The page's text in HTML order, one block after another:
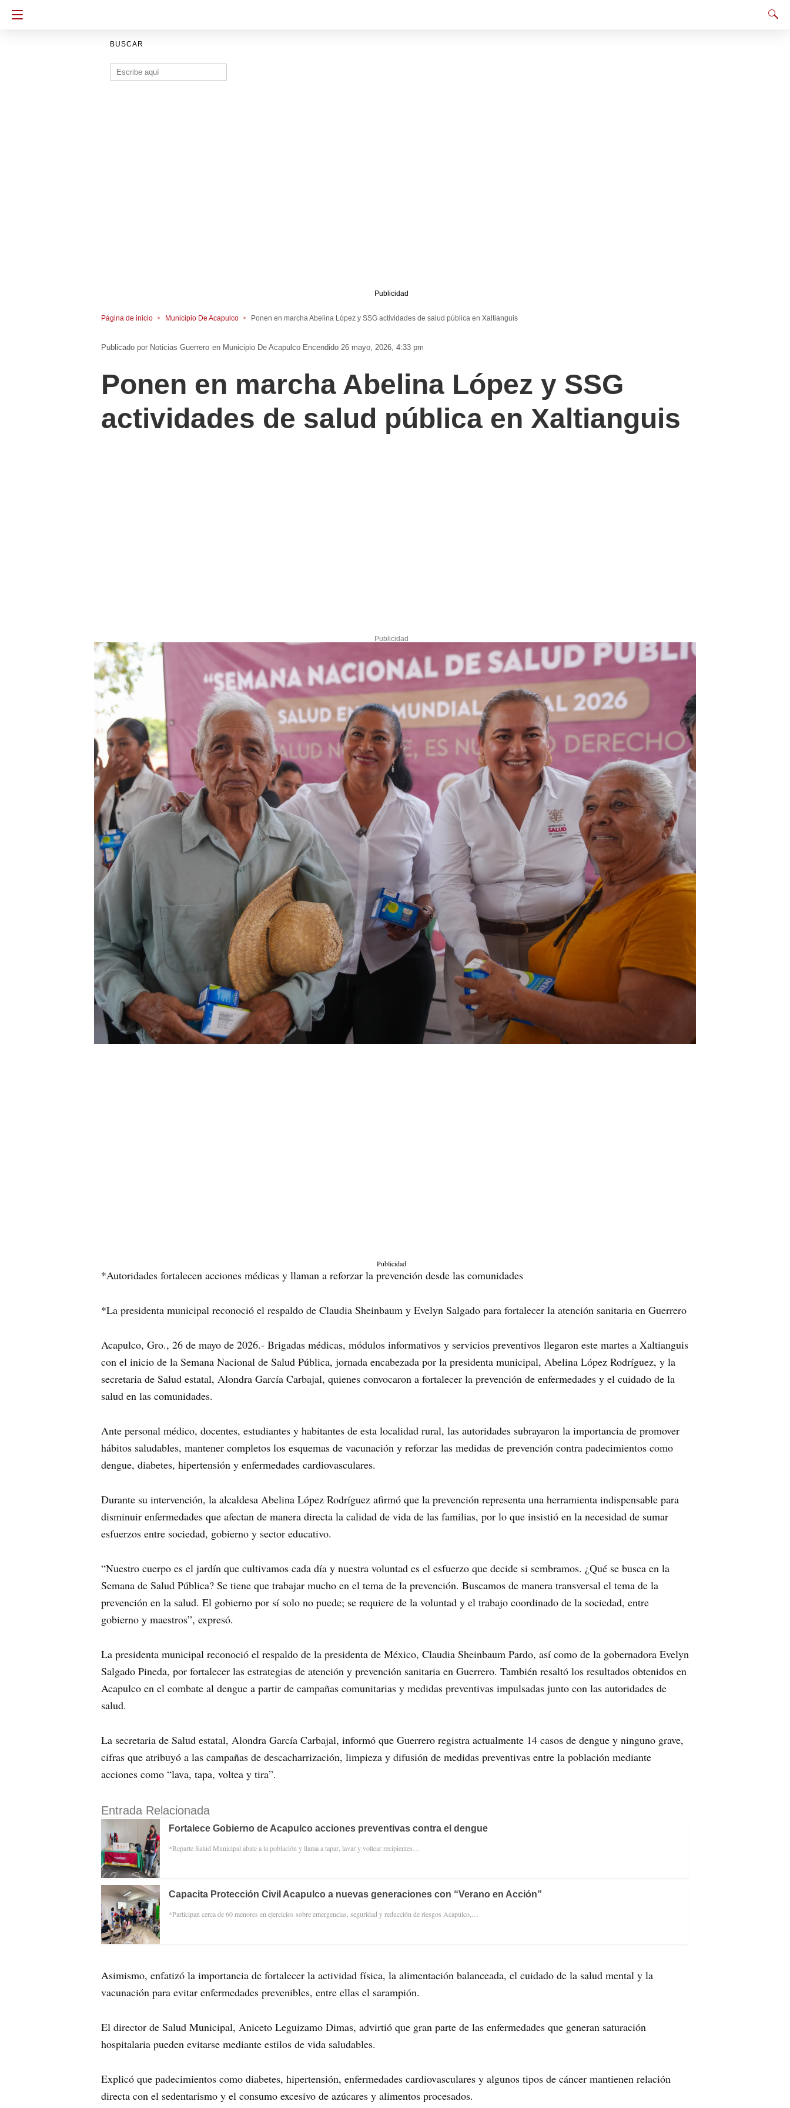
BUSCAR
Buscar:
Publicidad
Página de inicio Municipio De Acapulco Ponen en marcha Abelina López y SSG actividades de salud pública en Xaltianguis
Noticias Guerrero en Municipio De Acapulco Encendido 26 mayo, 2026, 4:33 pm
Ponen en marcha Abelina López y SSG
actividades de salud pública en Xaltianguis
Publicidad
Publicidad
*Autoridades fortalecen acciones médicas y llaman a reforzar la prevención desde las comunidades
*La presidenta municipal reconoció el respaldo de Claudia Sheinbaum y Evelyn Salgado para fortalecer la atención sanitaria en Guerrero
Acapulco, Gro., 26 de mayo de 2026.- Brigadas médicas, módulos informativos y servicios preventivos llegaron este martes a Xaltianguis
con el inicio de la Semana Nacional de Salud Pública, jornada encabezada por la presidenta municipal, Abelina López Rodríguez, y la
secretaria de Salud estatal, Alondra García Carbajal, quienes convocaron a fortalecer la prevención de enfermedades y el cuidado de la
salud en las comunidades.
Ante personal médico, docentes, estudiantes y habitantes de esta localidad rural, las autoridades subrayaron la importancia de promover
hábitos saludables, mantener completos los esquemas de vacunación y reforzar las medidas de prevención contra padecimientos como
dengue, diabetes, hipertensión y enfermedades cardiovasculares.
Durante su intervención, la alcaldesa Abelina López Rodríguez afirmó que la prevención representa una herramienta indispensable para
disminuir enfermedades que afectan de manera directa la calidad de vida de las familias, por lo que insistió en la necesidad de sumar
esfuerzos entre sociedad, gobierno y sector educativo.
“Nuestro cuerpo es el jardín que cultivamos cada día y nuestra voluntad es el esfuerzo que decide si sembramos. ¿Qué se busca en la
Semana de Salud Pública? Se tiene que trabajar mucho en el tema de la prevención. Buscamos de manera transversal el tema de la
prevención en la salud. El gobierno por sí solo no puede; se requiere de la voluntad y el trabajo coordinado de la sociedad, entre
gobierno y maestros”, expresó.
La presidenta municipal reconoció el respaldo de la presidenta de México, Claudia Sheinbaum Pardo, así como de la gobernadora Evelyn
Salgado Pineda, por fortalecer las estrategias de atención y prevención sanitaria en Guerrero. También resaltó los resultados obtenidos en
Acapulco en el combate al dengue a partir de campañas comunitarias y medidas preventivas impulsadas junto con las autoridades de
salud.
La secretaria de Salud estatal, Alondra García Carbajal, informó que Guerrero registra actualmente 14 casos de dengue y ninguno grave,
cifras que atribuyó a las campañas de descacharrización, limpieza y difusión de medidas preventivas entre la población mediante
acciones como “lava, tapa, voltea y tira”.
Entrada Relacionada
Fortalece Gobierno de Acapulco acciones preventivas contra el dengue
*Reparte Salud Municipal abate a la población y llama a tapar, lavar y voltear recipientes…
Capacita Protección Civil Acapulco a nuevas generaciones con “Verano en Acción”
*Participan cerca de 60 menores en ejercicios sobre emergencias, seguridad y reducción de riesgos Acapulco,…
Asimismo, enfatizó la importancia de fortalecer la actividad física, la alimentación balanceada, el cuidado de la salud mental y la
vacunación para evitar enfermedades prevenibles, entre ellas el sarampión.
El director de Salud Municipal, Aniceto Leguizamo Dimas, advirtió que gran parte de las enfermedades que generan saturación
hospitalaria pueden evitarse mediante estilos de vida saludables.
Explicó que padecimientos como diabetes, hipertensión, enfermedades cardiovasculares y algunos tipos de cáncer mantienen relación
directa con el sedentarismo y el consumo excesivo de azúcares y alimentos procesados.